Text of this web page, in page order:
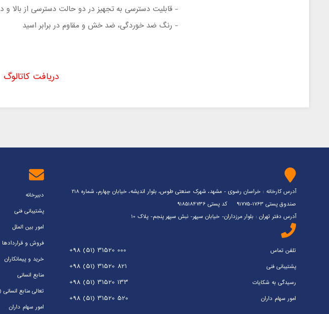
- قابلیت دسترسی به تجهیز در دو حالت دسترسی از بالا
- رنگ ضد خوردگی، ضد خش و مقاوم در برابر اسید
دریافت کاتالوگ
آدرس کارخانه : خراسان رضوی - مشهد، شهرک صنعتی طوس، بلوار اندیشه، خیابان چهارم، شماره 218
صندوق پستی 1763-91775 کد پستی 9185184736
آدرس دفتر تهران : بلوار مرزداران- خیابان سپهر- نبش سپهر پنجم- پلاک 10
تلفن تماس +98 (51) 31520 000
پشتیبانی فنی +98 (51) 31520 821
رسیدگی به شکایات +98 (51) 31520 133
امور سهام داران +98 (51) 31520 520
دبیرخانه
پشتیبانی فنی
امور بین الملل
فروش و قراردادها
خرید و پیمانکاران
منابع انسانی
تعالی منابع
امور سهام داران